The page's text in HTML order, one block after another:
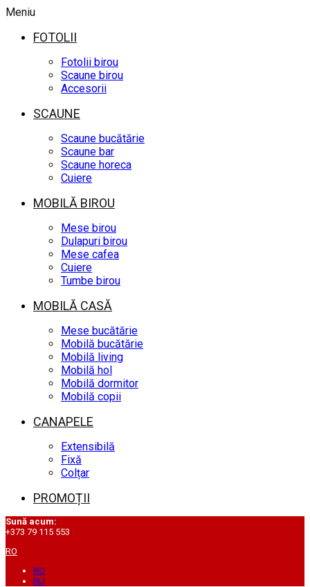
Meniu
FOTOLII
Fotolii birou
Scaune birou
Accesorii
SCAUNE
Scaune bucătărie
Scaune bar
Scaune horeca
Cuiere
MOBILĂ BIROU
Mese birou
Dulapuri birou
Mese cafea
Cuiere
Tumbe birou
MOBILĂ CASĂ
Mese bucătărie
Mobilă bucătărie
Mobilă living
Mobilă hol
Mobilă dormitor
Mobilă copii
CANAPELE
Extensibilă
Fixă
Colțar
PROMOȚII
Sună acum:
+373 79 115 553
RO
RO
RU